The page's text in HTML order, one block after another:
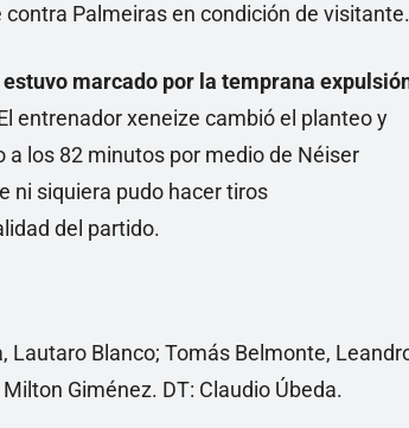
Palmeiras en condición de visitante.
marcado por la temprana
entrenador xeneize cambió el planteo y
los 82 minutos por medio de Néiser
ni siquiera pudo hacer tiros
del partido.
Lautaro Blanco; Tomás Belmonte,
Giménez. DT: Claudio Úbeda.